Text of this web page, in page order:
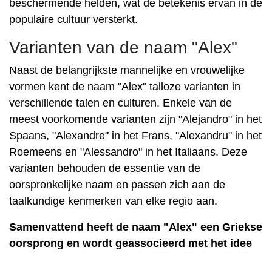
beschermende helden, wat de betekenis ervan in de
populaire cultuur versterkt.
Varianten van de naam "Alex"
Naast de belangrijkste mannelijke en vrouwelijke
vormen kent de naam "Alex" talloze varianten in
verschillende talen en culturen. Enkele van de
meest voorkomende varianten zijn "Alejandro" in het
Spaans, "Alexandre" in het Frans, "Alexandru" in het
Roemeens en "Alessandro" in het Italiaans. Deze
varianten behouden de essentie van de
oorspronkelijke naam en passen zich aan de
taalkundige kenmerken van elke regio aan.
Samenvattend heeft de naam "Alex" een Griekse
oorsprong en wordt geassocieerd met het idee